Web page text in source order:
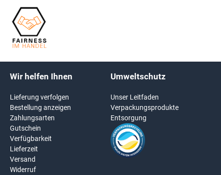
Wir helfen Ihnen
Lieferung verfolgen
Bestellung anzeigen
Zahlungsarten
Gutschein
Verfügbarkeit
Lieferzeit
Versand
Widerruf
Umweltschutz
Unser Leitfaden
Verpackungsprodukte
Entsorgung